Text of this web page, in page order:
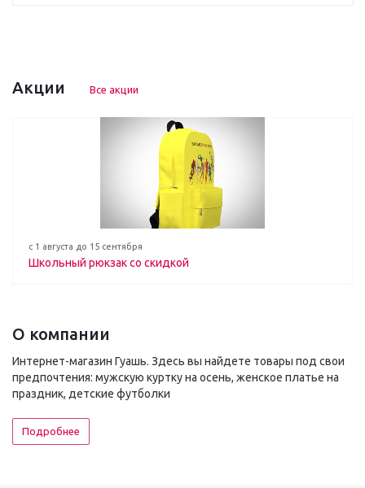
Акции Все акции
с 1 августа до 15 сентября
Школьный рюкзак со скидкой
О компании
Интернет-магазин Гуашь. Здесь вы найдете товары под свои
предпочтения: мужскую куртку на осень, женское платье на
праздник, детские футболки
Подробнее